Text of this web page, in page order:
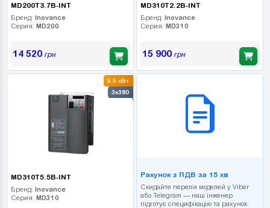
MD200T3.7B-INT
Бренд: Inovance
Серия: MD200
14 520грн
MD310T2.2B-INT
Бренд: Inovance
Серия: MD310
15 900грн
5.5 кВт
3x380
MD310T5.5B-INT
Бренд: Inovance
Серия: MD310
Рахунок з ПДВ за 15 хв
Скидайте перелік моделей у Viber
або Telegram — наш інженер
підготує специфікацію та рахунок.